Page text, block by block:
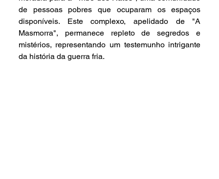
de pessoas pobres que ocuparam os espaços
disponíveis. Este complexo, apelidado de "A
Masmorra", permanece repleto de segredos e
mistérios, representando um testemunho intrigante
da história da guerra fria.